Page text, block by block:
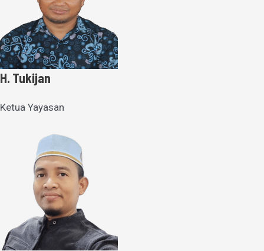
H. Tukijan
Ketua Yayasan